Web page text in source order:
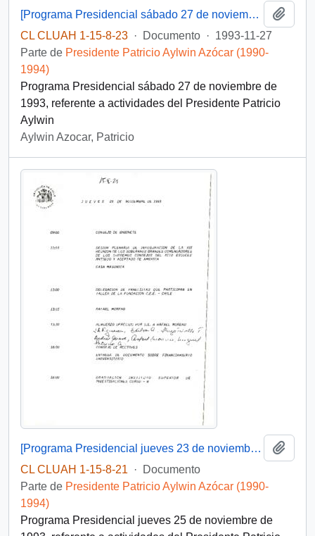
[Programa Presidencial sábado 27 de noviembre de 1993 ]
CL CLUAH 1-15-8-23 · Documento · 1993-11-27
Parte de Presidente Patricio Aylwin Azócar (1990-
1994)
Programa Presidencial sábado 27 de noviembre de
1993, referente a actividades del Presidente Patricio
Aylwin
Aylwin Azocar, Patricio
[Programa Presidencial jueves 23 de noviembre de 1993 ]
CL CLUAH 1-15-8-21
·
Documento
Parte de Presidente Patricio Aylwin Azócar (1990-
1994)
Programa Presidencial jueves 25 de noviembre de